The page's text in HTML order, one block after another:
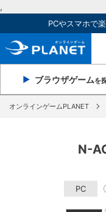
,
PCやスマホで
ブラウザゲームを
オンラインゲームPLANET
N-
PC